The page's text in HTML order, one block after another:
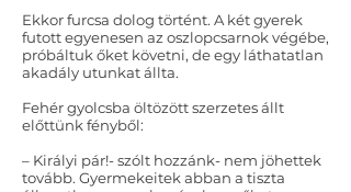
Ekkor furcsa dolog történt. A két gyerek
futott egyenesen az oszlopcsarnok végébe,
próbáltuk őket követni, de egy láthatatlan
akadály utunkat állta.
Fehér gyolcsba öltözött szerzetes állt
előttünk fényből:
– Királyi pár!- szólt hozzánk- nem jöhettek
tovább. Gyermekeitek abban a tiszta